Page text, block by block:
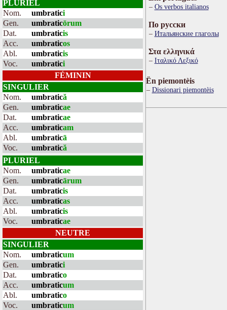
PLURIEL
Nom.
umbratici
Gen.
umbraticōrum
Dat.
umbraticis
Acc.
umbraticos
Abl.
umbraticis
Voc.
umbratici
FÉMININ
SINGULIER
Nom.
umbratică
Gen.
umbraticae
Dat.
umbraticae
Acc.
umbraticam
Abl.
umbraticā
Voc.
umbratică
PLURIEL
Nom.
umbraticae
Gen.
umbraticārum
Dat.
umbraticis
Acc.
umbraticas
Abl.
umbraticis
Voc.
umbraticae
NEUTRE
SINGULIER
Nom.
umbraticum
Gen.
umbratici
Dat.
umbratico
Acc.
umbraticum
Abl.
umbratico
Voc.
umbraticum
Os verbos italianos
По русски
Итальянские глаголы
Στα ελληνικά
Ιταλικό Λεξικό
Ën piemontèis
Dissionari piemontèis